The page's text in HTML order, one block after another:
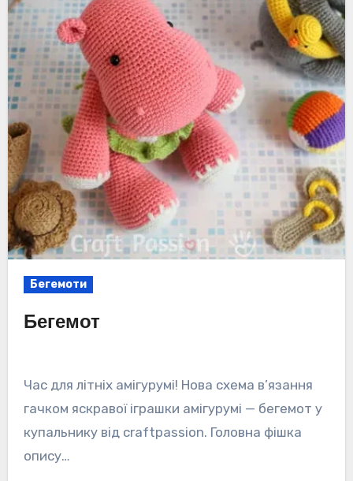
Бегемоти
Бегемот
Час для літніх амігурумі! Нова схема в’язання
гачком яскравої іграшки амігурумі — бегемот у
купальнику від craftpassion. Головна фішка
опису…